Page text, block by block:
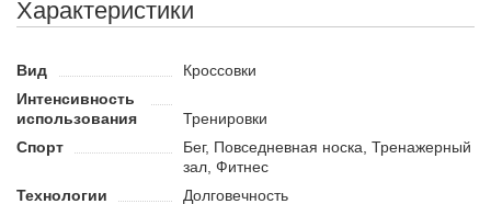
Назначение
их можно в абсолютно разных направлениях. Они одинаково
хорошо подойдут для посещения тренажерного зала, занятий
фитнесом или бега. Также это идеальный выбор для прогулок
на длинные дистанции и активного отдыха, например, вылазок
на природу. Обувь обеспечит комфорт, поддержку и
стабильность на любых покрытиях.
Вид
Интенсивность
использования
Тренировки
Бег, Повседневная носка, Тренажерный
зал, Фитнес